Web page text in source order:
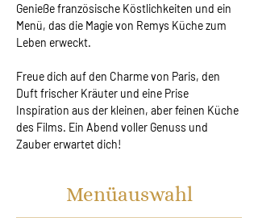
Genieße französische Köstlichkeiten und ein
Menü, das die Magie von Remys Küche zum
Leben erweckt.
Freue dich auf den Charme von Paris, den
Duft frischer Kräuter und eine Prise
Inspiration aus der kleinen, aber feinen Küche
des Films. Ein Abend voller Genuss und
Zauber erwartet dich!
Menüauswahl